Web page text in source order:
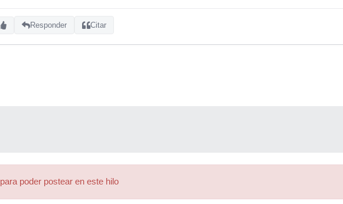
Responder Citar
para poder postear en este hilo